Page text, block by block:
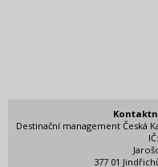
Destinační management Česká
377 01